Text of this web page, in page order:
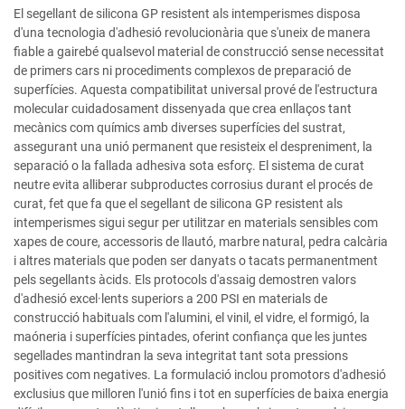
El segellant de silicona GP resistent als intemperismes disposa
d'una tecnologia d'adhesió revolucionària que s'uneix de manera
fiable a gairebé qualsevol material de construcció sense necessitat
de primers cars ni procediments complexos de preparació de
superfícies. Aquesta compatibilitat universal prové de l'estructura
molecular cuidadosament dissenyada que crea enllaços tant
mecànics com químics amb diverses superfícies del sustrat,
assegurant una unió permanent que resisteix el despreniment, la
separació o la fallada adhesiva sota esforç. El sistema de curat
neutre evita alliberar subproductes corrosius durant el procés de
curat, fet que fa que el segellant de silicona GP resistent als
intemperismes sigui segur per utilitzar en materials sensibles com
xapes de coure, accessoris de llautó, marbre natural, pedra calcària
i altres materials que poden ser danyats o tacats permanentment
pels segellants àcids. Els protocols d'assaig demostren valors
d'adhesió excel·lents superiors a 200 PSI en materials de
construcció habituals com l'alumini, el vinil, el vidre, el formigó, la
maóneria i superfícies pintades, oferint confiança que les juntes
segellades mantindran la seva integritat tant sota pressions
positives com negatives. La formulació inclou promotors d'adhesió
exclusius que milloren l'unió fins i tot en superfícies de baixa energia